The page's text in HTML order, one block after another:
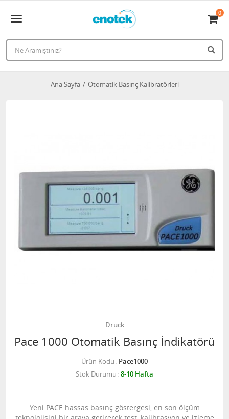
0
Ana Sayfa Otomatik Basınç Kalibratörleri
Druck
Pace 1000 Otomatik Basınç İndikatörü
Ürün Kodu Pace1000
Stok Durumu 8-10 Hafta
Yeni PACE hassas basınç göstergesi, en son ölçüm